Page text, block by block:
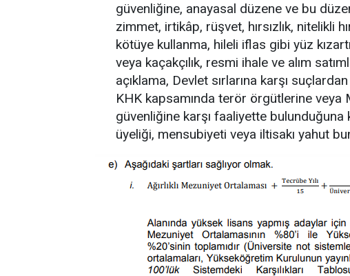
güvenliğine, anayasal düzene ve bu
zimmet, irtikâp, rüşvet, hırsızlık, nitelikli
kötüye kullanma, hileli iflas gibi yüz
veya kaçakçılık, resmi ihale ve alım
açıklama, Devlet sırlarına karşı
KHK kapsamında terör örgütlerine veya
güvenliğine karşı faaliyette
üyeliği, mensubiyeti veya iltisakı yahut